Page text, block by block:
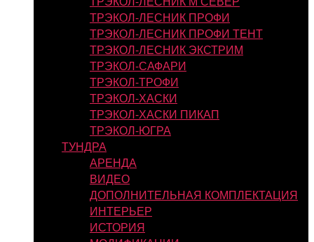
ТРЭКОЛ-ЛЕСНИК ПРОФИ
ТРЭКОЛ-ЛЕСНИК ПРОФИ ТЕНТ
ТРЭКОЛ-ЛЕСНИК ЭКСТРИМ
ТРЭКОЛ-САФАРИ
ТРЭКОЛ-ТРОФИ
ТРЭКОЛ-ХАСКИ
ТРЭКОЛ-ХАСКИ ПИКАП
ТРЭКОЛ-ЮГРА
ТУНДРА
АРЕНДА
ВИДЕО
ДОПОЛНИТЕЛЬНАЯ КОМПЛЕКТАЦИЯ
ИНТЕРЬЕР
ИСТОРИЯ